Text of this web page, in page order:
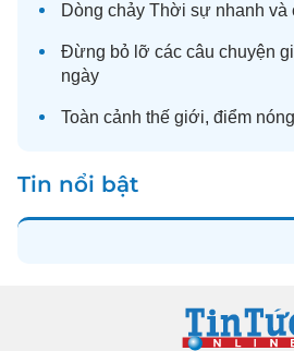
Dòng chảy Thời sự nhanh và
Đừng bỏ lỡ các câu chuyện
ngày
Toàn cảnh thế giới, điểm
Tin nổi bật